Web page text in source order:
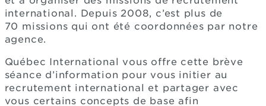
international. Depuis 2008, c’est plus de
70 missions qui ont été coordonnées par notre
agence.
Québec International vous offre cette brève
séance d’information pour vous initier au
recrutement international et partager avec
vous certains concepts de base afin